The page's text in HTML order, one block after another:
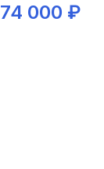
74 000 ₽